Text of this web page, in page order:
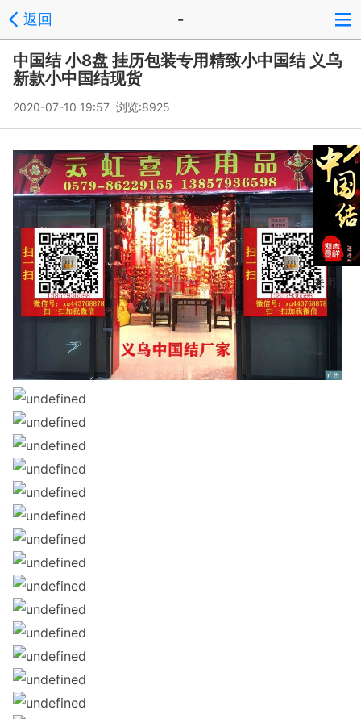
返回 -
中国结 小8盘 挂历包装专用精致小中国结 义乌
新款小中国结现货
2020-07-10 19:57 浏览:8925
关闭